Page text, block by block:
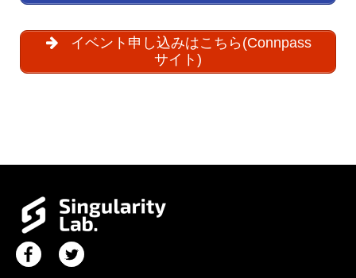
イベント申し込みはこちら(Connpass
サイト)